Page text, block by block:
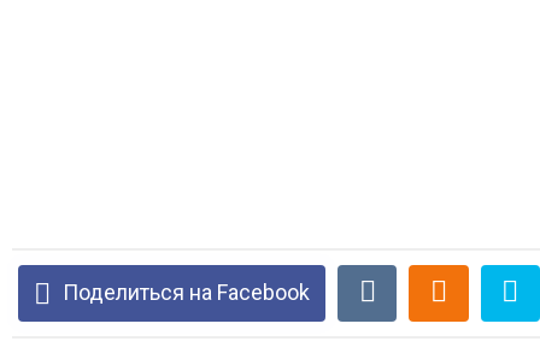
Поделиться на Facebook